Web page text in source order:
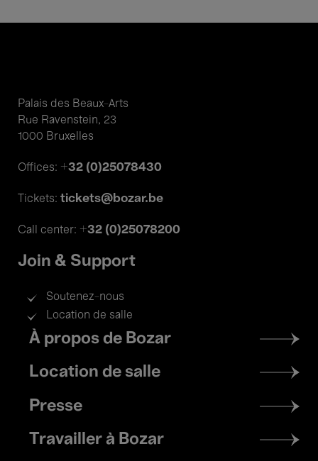
Palais des Beaux-Arts
Rue Ravenstein, 23
1000 Bruxelles
Offices: +32 (0)25078430
Tickets: tickets@bozar.be
Call center: +32 (0)25078200
Join & Support
Soutenez-nous
Location de salle
Footer
menu
À propos de Bozar
Location de salle
Presse
Travailler à Bozar